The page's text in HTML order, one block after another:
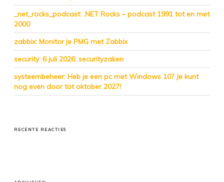
_net_rocks_podcast: .NET Rocks – podcast 1991 tot en met
2000
zabbix: Monitor je PMG met Zabbix
security: 6 juli 2026: securityzaken
systeembeheer: Heb je een pc met Windows 10? Je kunt
nog even door tot oktober 2027!
RECENTE REACTIES